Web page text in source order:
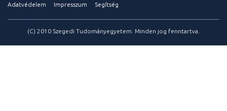
Adatvédelem Impresszum Segítség
(C) 2010 Szegedi Tudományegyetem. Minden jog fenntartva.